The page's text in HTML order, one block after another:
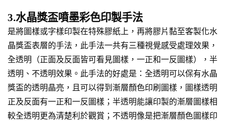
3.水晶獎盃噴墨彩色印製手法
是將圖樣或字樣印製在特殊膠紙上，再將膠片黏至客製化水
晶獎盃表層的手法，此手法一共有三種視覺感受處理效果，
全透明（正面及反面皆可看見圖樣，一正和一反圖樣），半
透明、不透明效果。此手法的好處是：全透明可以保有水晶
獎盃的透明晶亮，且可以得到漸層顏色印刷圖樣，圖樣透明
正及反面有一正和一反圖樣；半透明能讓印製的漸層圖樣相
較全透明更為清楚利於觀賞；不透明像是把漸層顏色圖樣印